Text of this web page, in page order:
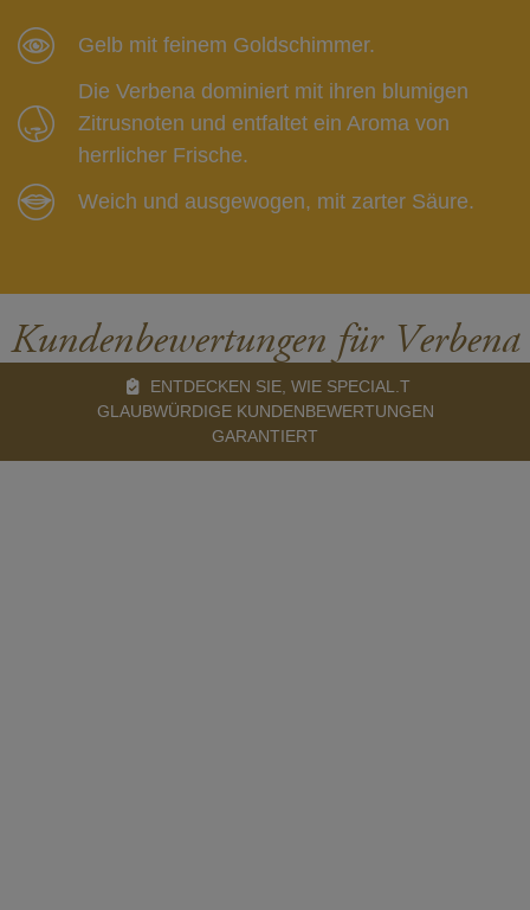
Gelb mit feinem Goldschimmer.
Die Verbena dominiert mit ihren blumigen
Zitrusnoten und entfaltet ein Aroma von
herrlicher Frische.
Weich und ausgewogen, mit zarter Säure.
Kundenbewertungen für Verbena
ENTDECKEN SIE, WIE SPECIAL.T
GLAUBWÜRDIGE KUNDENBEWERTUNGEN
GARANTIERT